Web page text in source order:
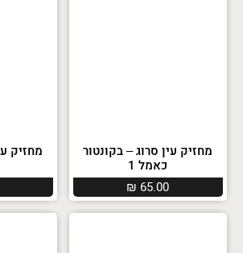
מחזיק עין סרוג – בקונטור
כאמל 1
₪ 65.00
מחזיק